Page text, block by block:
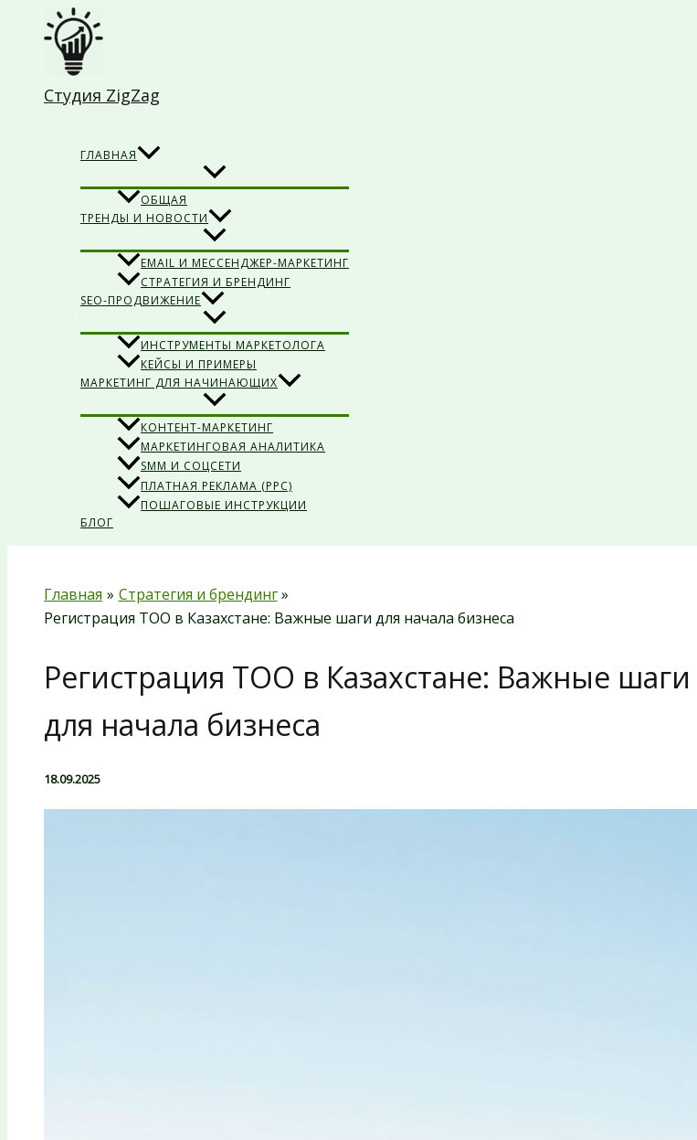
Перейти
содержимому
Студия ZigZag
ГЛАВНАЯ
ОБЩАЯ
ТРЕНДЫ И НОВОСТИ
EMAIL И МЕССЕНДЖЕР-МАРКЕТИНГ
СТРАТЕГИЯ И БРЕНДИНГ
SEO-ПРОДВИЖЕНИЕ
ИНСТРУМЕНТЫ МАРКЕТОЛОГА
КЕЙСЫ И ПРИМЕРЫ
МАРКЕТИНГ ДЛЯ НАЧИНАЮЩИХ
КОНТЕНТ-МАРКЕТИНГ
МАРКЕТИНГОВАЯ АНАЛИТИКА
SMM И СОЦСЕТИ
ПЛАТНАЯ РЕКЛАМА (PPC)
ПОШАГОВЫЕ ИНСТРУКЦИИ
БЛОГ
Главная
Стратегия и брендинг
Регистрация ТОО в Казахстане: Важные шаги для начала бизнеса
Регистрация ТОО в Казахстане: Важные шаги
для начала бизнеса
18.09.2025